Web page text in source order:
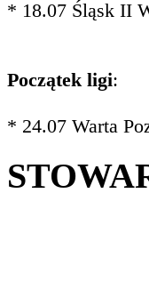
* 18.07 Śląsk II
Początek ligi:
* 24.07 Warta